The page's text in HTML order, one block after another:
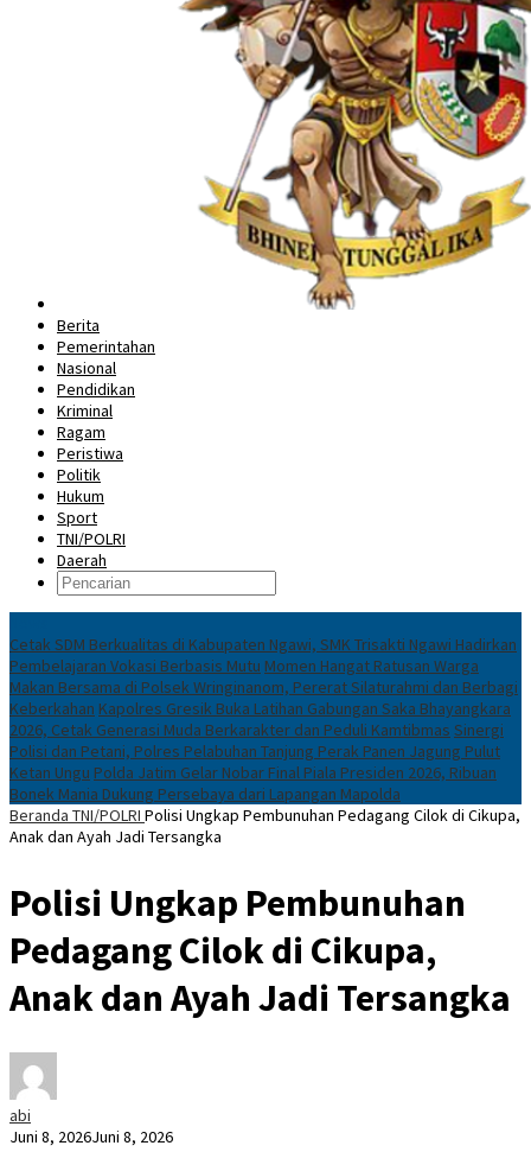
Berita
Pemerintahan
Nasional
Pendidikan
Kriminal
Ragam
Peristiwa
Politik
Hukum
Sport
TNI/POLRI
Daerah
Cetak SDM Berkualitas di Kabupaten Ngawi, SMK Trisakti Ngawi Hadirkan
Pembelajaran Vokasi Berbasis Mutu Momen Hangat Ratusan Warga
Makan Bersama di Polsek Wringinanom, Pererat Silaturahmi dan Berbagi
Keberkahan Kapolres Gresik Buka Latihan Gabungan Saka Bhayangkara
2026, Cetak Generasi Muda Berkarakter dan Peduli Kamtibmas Sinergi
Polisi dan Petani, Polres Pelabuhan Tanjung Perak Panen Jagung Pulut
Ketan Ungu Polda Jatim Gelar Nobar Final Piala Presiden 2026, Ribuan
Bonek Mania Dukung Persebaya dari Lapangan Mapolda
Beranda TNI/POLRI Polisi Ungkap Pembunuhan Pedagang Cilok di Cikupa,
Anak dan Ayah Jadi Tersangka
Polisi Ungkap Pembunuhan
Pedagang Cilok di Cikupa,
Anak dan Ayah Jadi Tersangka
abi
Juni 8, 2026Juni 8, 2026